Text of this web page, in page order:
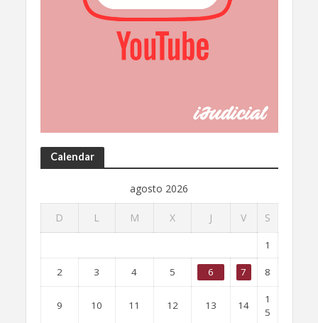
Calendar
agosto 2026
D L M X J V S
1
2 3 4 5 6 7 8
9 10 11 12 13 14
1
5